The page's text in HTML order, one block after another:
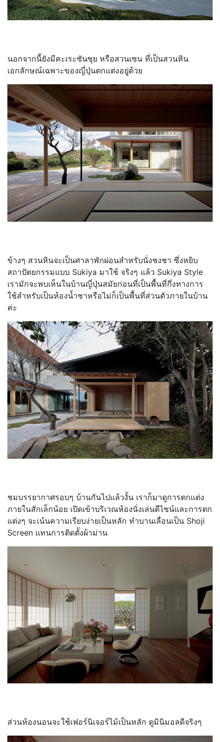
นอกจากนี้ยังมีคะเระซันซุย หรือสวนเซน ที่เป็นสวนหิน
เอกลักษณ์เฉพาะของญี่ปุ่นตกแต่งอยู่ด้วย
ข้างๆ สวนหินจะเป็นศาลาพักผ่อนสำหรับนั่งชงชา ซึ่งหยิบ
สถาปัตยกรรมแบบ Sukiya มาใช้ จริงๆ แล้ว Sukiya Style
เรามักจะพบเห็นในบ้านญี่ปุ่นสมัยก่อนที่เป็นพื้นที่กึ่งทางการ
ใช้สำหรับเป็นห้องน้ำชาหรือไม่ก็เป็นพื้นที่ส่วนตัวภายในบ้าน
ค่ะ
ชมบรรยากาศรอบๆ บ้านกันไปแล้วงั้น เราก็มาดูการตกแต่ง
ภายในสักเล็กน้อย เปิดเข้าบริเวณห้องนั่งเล่นดีไซน์และการตก
แต่งๆ จะเน้นความเรียบง่ายเป็นหลัก ทำบานเลื่อนเป็น Shoji
Screen แทนการติดตั้งผ้าม่าน
ส่วนห้องนอนจะใช้เฟอร์นิเจอร์ไม้เป็นหลัก ดูมินิมอลดีจริงๆ